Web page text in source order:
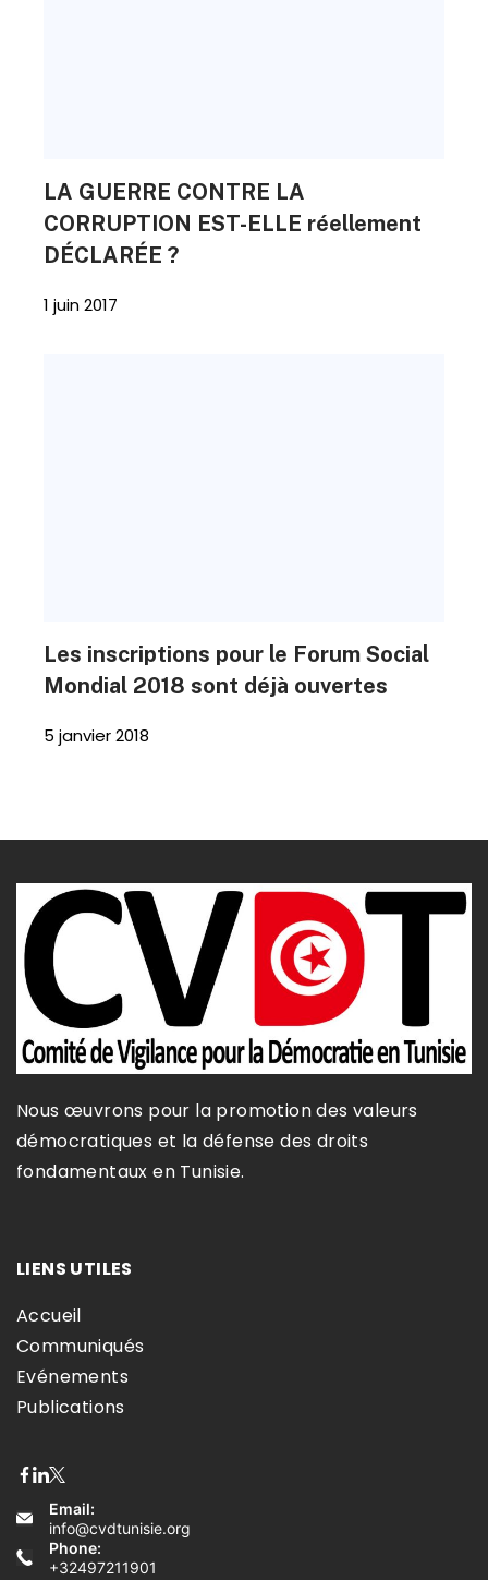
LA GUERRE CONTRE LA
CORRUPTION EST-ELLE réellement
DÉCLARÉE ?
1 juin 2017
Les inscriptions pour le Forum Social
Mondial 2018 sont déjà ouvertes
5 janvier 2018
Nous œuvrons pour la promotion des valeurs
démocratiques et la défense des droits
fondamentaux en Tunisie.​
LIENS UTILES
Accueil
Communiqués
Evénements
Publications
Email:
info@cvdtunisie.org
Phone:
+32497211901